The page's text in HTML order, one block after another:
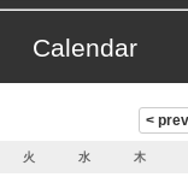
Calendar
火 水 木